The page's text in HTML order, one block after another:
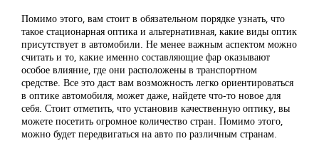
Помимо этого, вам стоит в обязательном порядке узнать, что
такое стационарная оптика и альтернативная, какие виды оптик
присутствует в автомобили. Не менее важным аспектом можно
считать и то, какие именно составляющие фар оказывают
особое влияние, где они расположены в транспортном
средстве. Все это даст вам возможность легко ориентироваться
в оптике автомобиля, может даже, найдете что-то новое для
себя. Стоит отметить, что установив качественную оптику, вы
можете посетить огромное количество стран. Помимо этого,
можно будет передвигаться на авто по различным странам.